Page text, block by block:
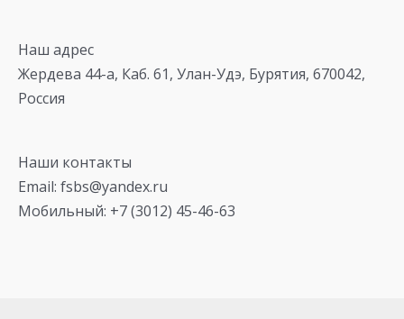
Наш адрес
Жердева 44-а, Каб. 61, Улан-Удэ, Бурятия, 670042,
Россия
Наши контакты
Email: fsbs@yandex.ru
Мобильный: +7 (3012) 45-46-63